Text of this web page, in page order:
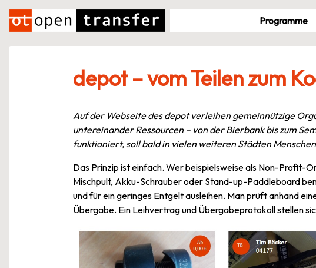
Zum
Inhalt
springen
Pro­gramme
depot – vom Teilen zum
Auf der Webseite des depot verleihen gemeinnützige
untereinander Ressourcen – von der Bierbank bis zum
funktioniert, soll bald in vielen weiteren Städten
Das Prinzip ist einfach. Wer beispielsweise als Non-Profit-
Mischpult, Akku-Schrauber oder Stand-up-Paddleboard
und für ein geringes Entgelt ausleihen. Man prüft anhand
Übergabe. Ein Leihvertrag und Übergabeprotokoll stellen